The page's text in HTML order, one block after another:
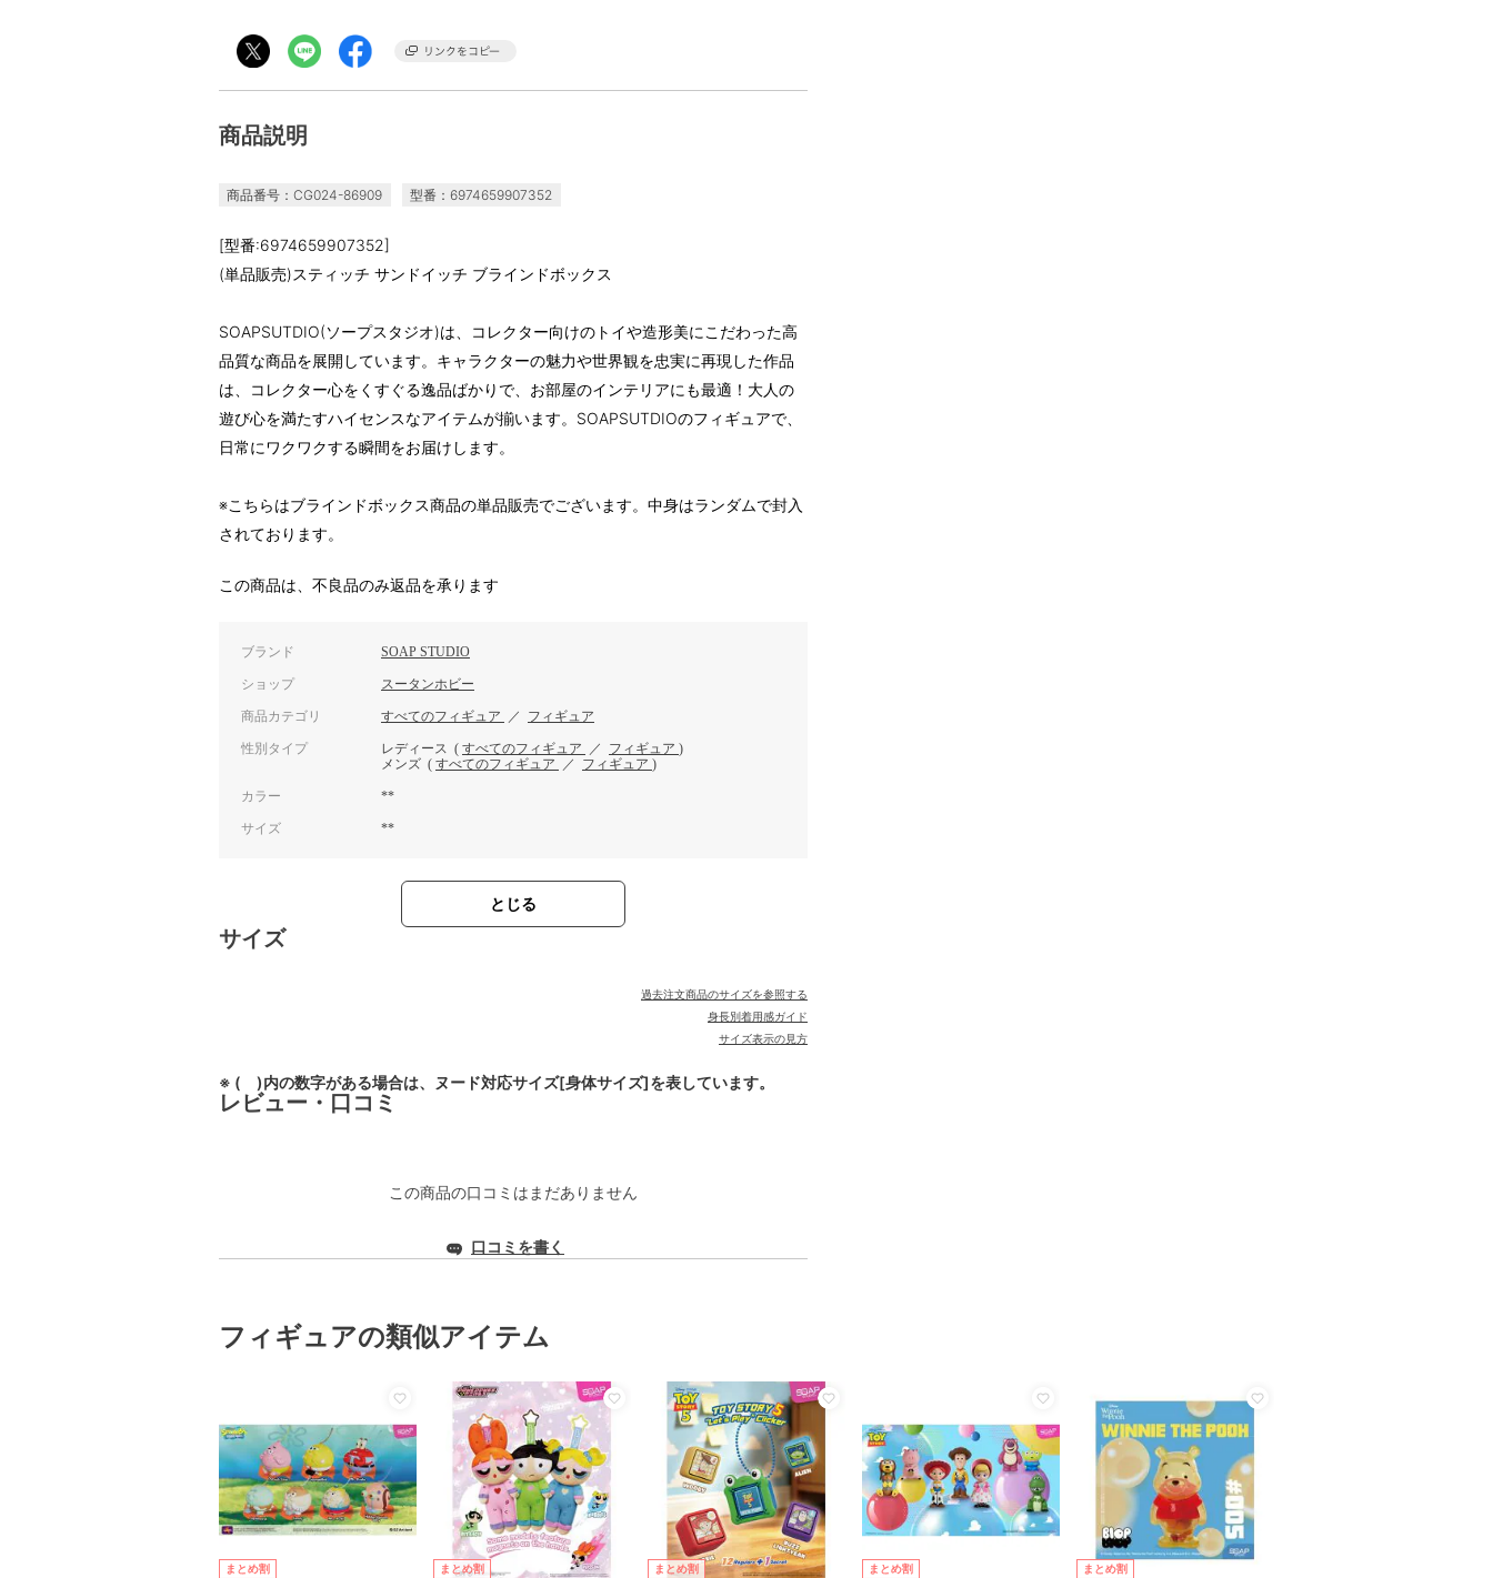
商品説明
商品番号：CG024-86909 型番：6974659907352
[型番:6974659907352]
(単品販売)スティッチ サンドイッチ ブラインドボックス
SOAPSUTDIO(ソープスタジオ)は、コレクター向けのトイや造形美にこだわった高
品質な商品を展開しています。キャラクターの魅力や世界観を忠実に再現した作品
は、コレクター心をくすぐる逸品ばかりで、お部屋のインテリアにも最適！大人の
遊び心を満たすハイセンスなアイテムが揃います。SOAPSUTDIOのフィギュアで、
日常にワクワクする瞬間をお届けします。
※こちらはブラインドボックス商品の単品販売でございます。中身はランダムで封入
されております。
この商品は、不良品のみ返品を承ります
ブランド SOAP STUDIO
ショップ スータンホビー
商品カテゴリ すべてのフィギュア ／ フィギュア
性別タイプ レディース ( すべてのフィギュア ／ フィギュア )
メンズ ( すべてのフィギュア ／ フィギュア )
カラー **
サイズ **
とじる
サイズ
過去注文商品のサイズを参照する
身長別着用感ガイド
サイズ表示の見方
※ ( )内の数字がある場合は、ヌード対応サイズ[身体サイズ]を表しています。
レビュー・口コミ
この商品の口コミはまだありません
口コミを書く
フィギュアの類似アイテム
まとめ割 まとめ割 まとめ割 まとめ割 まとめ割